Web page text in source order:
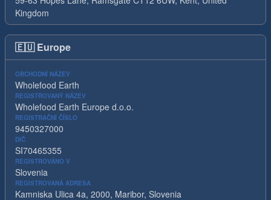
Kingdom
🇪🇺 Europe
OBCHODNÍ NÁZEV
Wholefood Earth
REGISTROVANÝ NÁZEV
Wholefood Earth Europe d.o.o.
REGISTRAČNÍ ČÍSLO
9450327000
DIČ
SI70465355
REGISTROVÁNO V
Slovenia
REGISTROVANÁ ADRESA
Kamniska Ulica 4a, 2000, Maribor, Slovenia